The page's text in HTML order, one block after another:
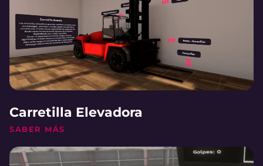
Carretilla Elevadora
SABER MÁS